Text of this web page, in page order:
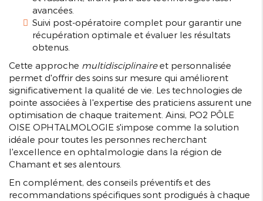
avancées.
Suivi post-opératoire complet pour garantir une
récupération optimale et évaluer les résultats
obtenus.
Cette approche multidisciplinaireet personnalisée
permet d'offrir des soins sur mesure qui améliorent
significativement la qualité de vie. Les technologies de
pointe associées à l'expertise des praticiens assurent une
optimisation de chaque traitement. Ainsi, PO2 PÔLE
OISE OPHTALMOLOGIE s'impose comme la solution
idéale pour toutes les personnes recherchant
l'excellence en ophtalmologie dans la région de
Chamant et ses alentours.
En complément, des conseils préventifs et des
recommandations spécifiques sont prodigués à chaque